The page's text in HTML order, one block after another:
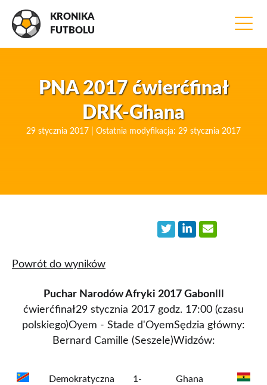
KRONIKA
FUTBOLU
PNA 2017 ćwierćfinał
DRK-Ghana
29 stycznia 2017 | Ostatnia modyfikacja: 29 stycznia 2017
Powrót do wyników
Puchar Narodów Afryki 2017 GabonIII
ćwierćfinał29 stycznia 2017 godz. 17:00 (czasu
polskiego)Oyem - Stade d'OyemSędzia główny:
Bernard Camille (Seszele)Widzów:
Demokratyczna
1-
Ghana